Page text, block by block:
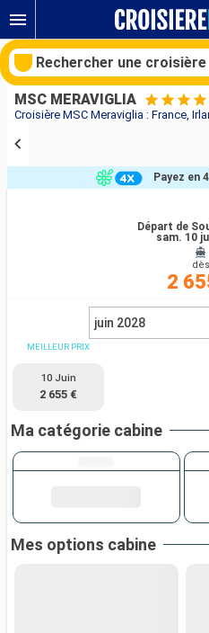
MSC MERAVIGLIA
Départ de
sam. 10
dès
2
Payez en
juin 2028
MEILLEUR PRIX
10 Juin
2 655 €
Ma catégorie cabine
Mes options cabine
Rechercher une croisière